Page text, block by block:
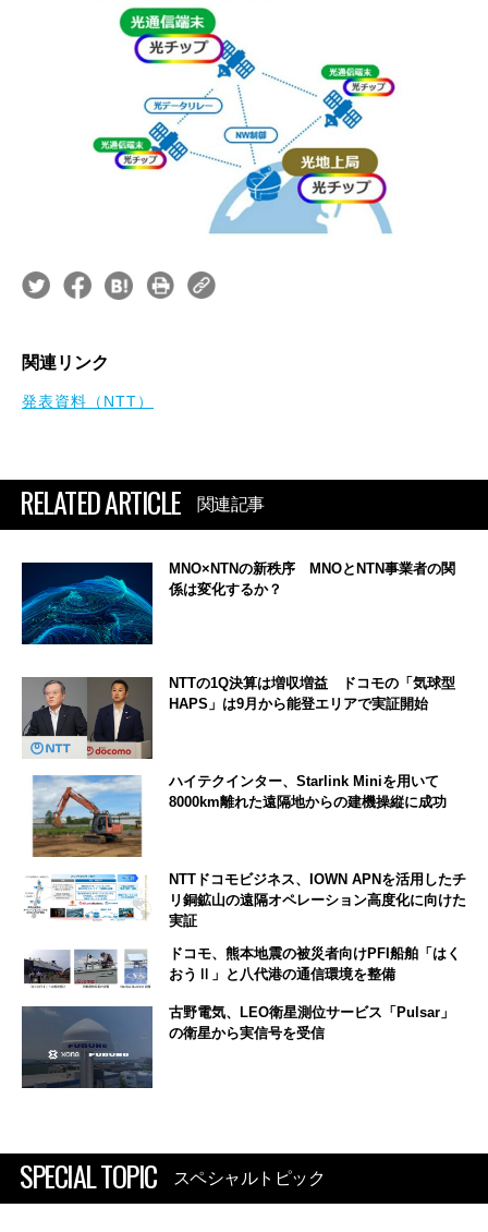
関連リンク
発表資料（NTT）
RELATED ARTICLE 関連記事
MNO×NTNの新秩序 MNOとNTN事業者の関
係は変化するか？
NTTの1Q決算は増収増益 ドコモの「気球型
HAPS」は9月から能登エリアで実証開始
ハイテクインター、Starlink Miniを用いて
8000km離れた遠隔地からの建機操縦に成功
NTTドコモビジネス、IOWN APNを活用したチ
リ銅鉱山の遠隔オペレーション高度化に向けた
実証
ドコモ、熊本地震の被災者向けPFI船舶「はく
おうⅡ」と八代港の通信環境を整備
古野電気、LEO衛星測位サービス「Pulsar」
の衛星から実信号を受信
SPECIAL TOPIC スペシャルトピック